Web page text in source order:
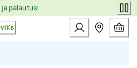
palautus!